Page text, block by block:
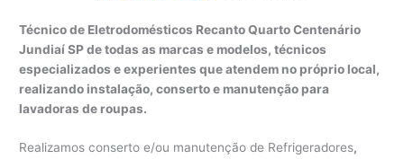
Técnico de Eletrodomésticos Recanto Quarto Centenário
Jundiaí SP de todas as marcas e modelos, técnicos
especializados e experientes que atendem no próprio local,
realizando instalação, conserto e manutenção para
lavadoras de roupas.
Realizamos conserto e/ou manutenção de Refrigeradores,